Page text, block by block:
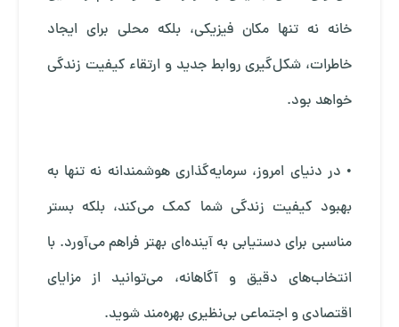
خانه نه تنها مکان فیزیکی، بلکه محلی برای ایجاد
خاطرات، شکل‌گیری روابط جدید و ارتقاء کیفیت زندگی
خواهد بود.
• در دنیای امروز، سرمایه‌گذاری هوشمندانه نه ‌تنها به
بهبود کیفیت زندگی شما کمک می‌کند، بلکه بستر
مناسبی برای دستیابی به آینده‌ای بهتر فراهم می‌آورد. با
انتخاب‌های دقیق و آگاهانه، می‌توانید از مزایای
اقتصادی و اجتماعی بی‌نظیری بهره‌مند شوید.